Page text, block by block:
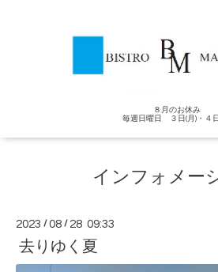
８月のお休み
毎週日曜日 ３日(月)・４
インフォメー
2023 /08 / 28 09:33
去りゆく夏